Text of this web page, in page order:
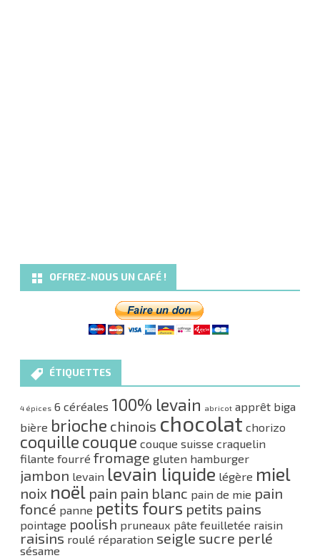
OFFREZ-NOUS UN CAFÉ !
ÉTIQUETTES
4 épices 6 céréales 100% levain abricot apprêt biga
bière brioche chinois chocolat chorizo
coquille couque couque suisse craquelin
filante fourré fromage gluten hamburger
jambon levain levain liquide légère miel
noix noël pain pain blanc pain de mie pain
foncé panne petits fours petits pains
pointage poolish pruneaux pâte feuilletée raisin
raisins roulé réparation seigle sucre perlé
sésame